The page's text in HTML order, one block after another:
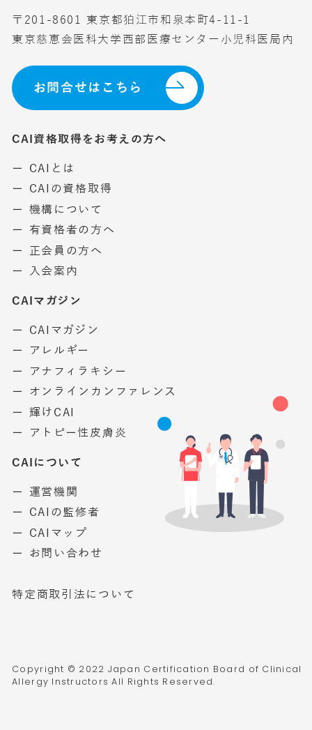
〒201-8601 東京都狛江市和泉本町4-11-1
東京慈恵会医科大学西部医療センター小児科医局内
お問合せはこちら
CAI資格取得をお考えの方へ
ー CAIとは
ー CAIの資格取得
ー 機構について
ー 有資格者の方へ
ー 正会員の方へ
ー 入会案内
CAIマガジン
ー CAIマガジン
ー アレルギー
ー アナフィラキシー
ー オンラインカンファレンス
ー 輝けCAI
ー アトピー性皮膚炎
CAIについて
ー 運営機関
ー CAIの監修者
ー CAIマップ
ー お問い合わせ
特定商取引法について
Copyright © 2022 Japan Certification Board of Clinical
Allergy Instructors All Rights Reserved.